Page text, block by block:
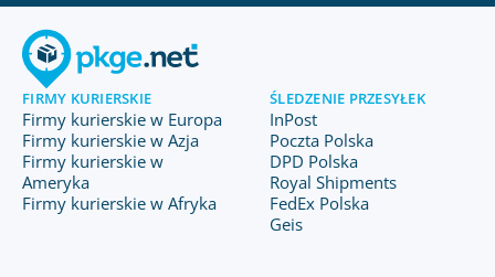
FIRMY KURIERSKIE
Firmy kurierskie w Europa
Firmy kurierskie w Azja
Firmy kurierskie w
Ameryka
Firmy kurierskie w Afryka
ŚLEDZENIE PRZESYŁEK
InPost
Poczta Polska
DPD Polska
Royal Shipments
FedEx Polska
Geis